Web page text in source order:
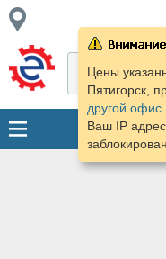
Цены
Пятигорск,
другой офис
Ваш IP
заблокирован.